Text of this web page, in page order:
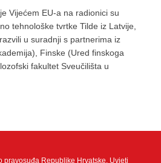
Vijećem EU-a na radionici su
tehnološke tvrtke Tilde iz Latvije,
u suradnji s partnerima iz
Finske (Ured finskoga
fakultet Sveučilišta u
pravosuđa Republike Hrvatske. Uvjeti